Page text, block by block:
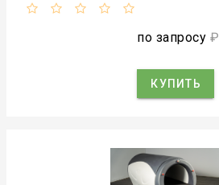
по запросу ₽
КУПИТЬ